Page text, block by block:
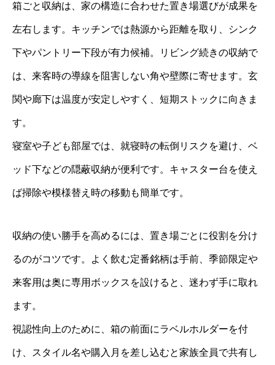
箱ごと収納は、家の構造に合わせた置き場選びが成果を
左右します。キッチンでは熱源から距離を取り、シンク
下やパントリー下段が有力候補。リビング続きの収納で
は、来客時の導線を阻害しない角や壁際に寄せます。玄
関や廊下は温度が安定しやすく、短期ストックに向きま
す。
寝室や子ども部屋では、就寝時の転倒リスクを避け、ベ
ッド下などの隠蔽収納が便利です。キャスター台を使え
ば掃除や模様替え時の移動も簡単です。
収納の使い勝手を高めるには、置き場ごとに役割を分け
るのがコツです。よく飲む定番銘柄は手前、季節限定や
来客用は奥に専用ボックスを設けると、迷わず手に取れ
ます。
視認性向上のために、箱の前面にラベルホルダーを付
け、スタイル名や購入月を差し込むと家族全員で共有し